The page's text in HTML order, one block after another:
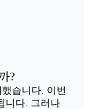
?
습니다. 이번
니다. 그러나